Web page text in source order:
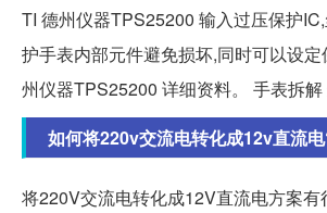
TI 德州仪器TPS25200 输入过压保护
护手表内部元件避免损坏,同时可以设
州仪器TPS25200 详细资料。 手表拆解
如何将220v交流电转化成12v直流
将220V交流电转化成12V直流电方案